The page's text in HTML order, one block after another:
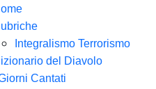
Integralismo Terrorismo
del Diavolo
Giorni Cantati